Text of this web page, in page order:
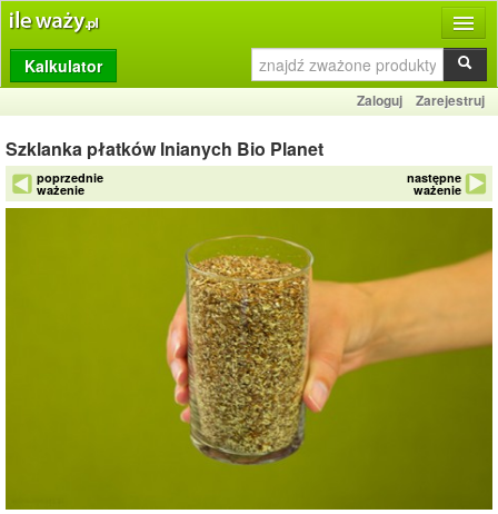
Produkty
Dziennik
Przelicznik
Porównywarka
Kalkulator
Zaloguj Zarejestruj
Szklanka płatków lnianych Bio Planet
poprzednie
ważenie
następne
ważenie